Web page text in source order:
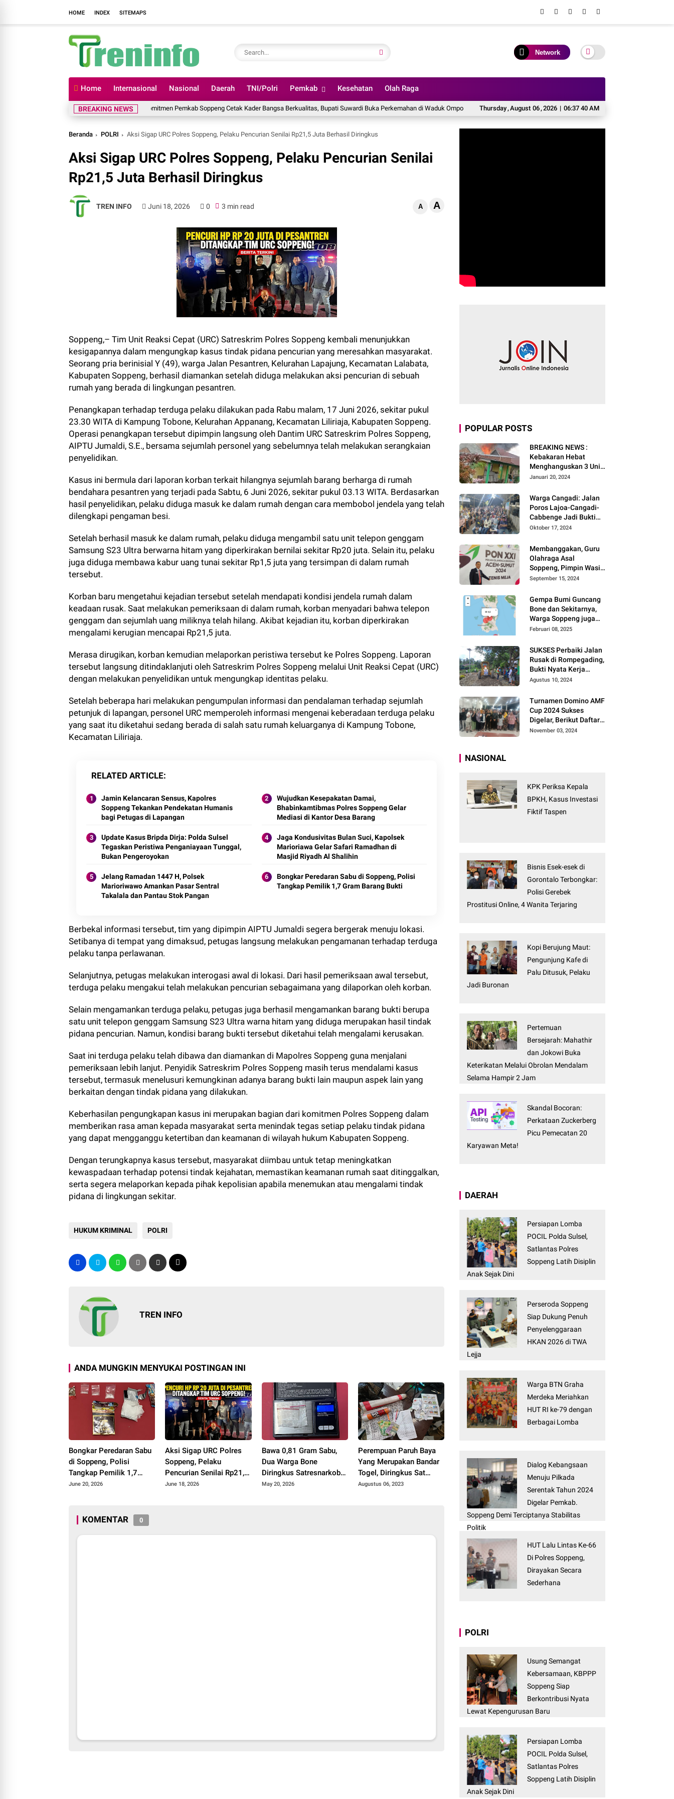
HOME INDEX SITEMAPS
Network
Home Internasional Nasional Daerah TNI/Polri Pemkab Kesehatan Olah Raga
Thursday,August 06,2026 | 06:37 41 AM
BREAKING NEWSKomitmen Pemkab Soppeng Cetak Kader Bangsa Berkualitas, Bupati Suwardi Buka Perkemahan di Waduk Ompo PPKO TIM Cara'de 2026 Gelar Pelatihan Manajemen Kewirausahaan di Desa
Beranda POLRI Aksi Sigap URC Polres Soppeng, Pelaku Pencurian Senilai Rp21,5 Juta Berhasil Diringkus
Aksi Sigap URC Polres Soppeng, Pelaku Pencurian Senilai
Rp21,5 Juta Berhasil Diringkus
TREN INFO Juni 18, 2026 0 3 min read A A
Soppeng,– Tim Unit Reaksi Cepat (URC) Satreskrim Polres Soppeng kembali menunjukkan
kesigapannya dalam mengungkap kasus tindak pidana pencurian yang meresahkan masyarakat.
Seorang pria berinisial Y (49), warga Jalan Pesantren, Kelurahan Lapajung, Kecamatan Lalabata,
Kabupaten Soppeng, berhasil diamankan setelah diduga melakukan aksi pencurian di sebuah
rumah yang berada di lingkungan pesantren.
Penangkapan terhadap terduga pelaku dilakukan pada Rabu malam, 17 Juni 2026, sekitar pukul
23.30 WITA di Kampung Tobone, Kelurahan Appanang, Kecamatan Liliriaja, Kabupaten Soppeng.
Operasi penangkapan tersebut dipimpin langsung oleh Dantim URC Satreskrim Polres Soppeng,
AIPTU Jumaldi, S.E., bersama sejumlah personel yang sebelumnya telah melakukan serangkaian
penyelidikan.
Kasus ini bermula dari laporan korban terkait hilangnya sejumlah barang berharga di rumah
bendahara pesantren yang terjadi pada Sabtu, 6 Juni 2026, sekitar pukul 03.13 WITA. Berdasarkan
hasil penyelidikan, pelaku diduga masuk ke dalam rumah dengan cara membobol jendela yang telah
dilengkapi pengaman besi.
Setelah berhasil masuk ke dalam rumah, pelaku diduga mengambil satu unit telepon genggam
Samsung S23 Ultra berwarna hitam yang diperkirakan bernilai sekitar Rp20 juta. Selain itu, pelaku
juga diduga membawa kabur uang tunai sekitar Rp1,5 juta yang tersimpan di dalam rumah
tersebut.
Korban baru mengetahui kejadian tersebut setelah mendapati kondisi jendela rumah dalam
keadaan rusak. Saat melakukan pemeriksaan di dalam rumah, korban menyadari bahwa telepon
genggam dan sejumlah uang miliknya telah hilang. Akibat kejadian itu, korban diperkirakan
mengalami kerugian mencapai Rp21,5 juta.
Merasa dirugikan, korban kemudian melaporkan peristiwa tersebut ke Polres Soppeng. Laporan
tersebut langsung ditindaklanjuti oleh Satreskrim Polres Soppeng melalui Unit Reaksi Cepat (URC)
dengan melakukan penyelidikan untuk mengungkap identitas pelaku.
Setelah beberapa hari melakukan pengumpulan informasi dan pendalaman terhadap sejumlah
petunjuk di lapangan, personel URC memperoleh informasi mengenai keberadaan terduga pelaku
yang saat itu diketahui sedang berada di salah satu rumah keluarganya di Kampung Tobone,
Kecamatan Liliriaja.
RELATED ARTICLE
Jamin Kelancaran Sensus, Kapolres
Soppeng Tekankan Pendekatan Humanis
bagi Petugas di Lapangan
Wujudkan Kesepakatan Damai,
Bhabinkamtibmas Polres Soppeng Gelar
Mediasi di Kantor Desa Barang
Update Kasus Bripda Dirja: Polda Sulsel
Tegaskan Peristiwa Penganiayaan Tunggal,
Bukan Pengeroyokan
Jaga Kondusivitas Bulan Suci, Kapolsek
Marioriawa Gelar Safari Ramadhan di
Masjid Riyadh Al Shalihin
Jelang Ramadan 1447 H, Polsek
Marioriwawo Amankan Pasar Sentral
Takalala dan Pantau Stok Pangan
Bongkar Peredaran Sabu di Soppeng, Polisi
Tangkap Pemilik 1,7 Gram Barang Bukti
Berbekal informasi tersebut, tim yang dipimpin AIPTU Jumaldi segera bergerak menuju lokasi.
Setibanya di tempat yang dimaksud, petugas langsung melakukan pengamanan terhadap terduga
pelaku tanpa perlawanan.
Selanjutnya, petugas melakukan interogasi awal di lokasi. Dari hasil pemeriksaan awal tersebut,
terduga pelaku mengakui telah melakukan pencurian sebagaimana yang dilaporkan oleh korban.
Selain mengamankan terduga pelaku, petugas juga berhasil mengamankan barang bukti berupa
satu unit telepon genggam Samsung S23 Ultra warna hitam yang diduga merupakan hasil tindak
pidana pencurian. Namun, kondisi barang bukti tersebut diketahui telah mengalami kerusakan.
Saat ini terduga pelaku telah dibawa dan diamankan di Mapolres Soppeng guna menjalani
pemeriksaan lebih lanjut. Penyidik Satreskrim Polres Soppeng masih terus mendalami kasus
tersebut, termasuk menelusuri kemungkinan adanya barang bukti lain maupun aspek lain yang
berkaitan dengan tindak pidana yang dilakukan.
Keberhasilan pengungkapan kasus ini merupakan bagian dari komitmen Polres Soppeng dalam
memberikan rasa aman kepada masyarakat serta menindak tegas setiap pelaku tindak pidana
yang dapat mengganggu ketertiban dan keamanan di wilayah hukum Kabupaten Soppeng.
Dengan terungkapnya kasus tersebut, masyarakat diimbau untuk tetap meningkatkan
kewaspadaan terhadap potensi tindak kejahatan, memastikan keamanan rumah saat ditinggalkan,
serta segera melaporkan kepada pihak kepolisian apabila menemukan atau mengalami tindak
pidana di lingkungan sekitar.
HUKUM KRIMINAL POLRI
TREN INFO
ANDA MUNGKIN MENYUKAI POSTINGAN INI
Bongkar Peredaran Sabu
di Soppeng, Polisi
Tangkap Pemilik 1,7
Gram Barang Bukti
June 20, 2026
Aksi Sigap URC Polres
Soppeng, Pelaku
Pencurian Senilai Rp21,5
Juta Berhasil Diringkus
June 18, 2026
Bawa 0,81 Gram Sabu,
Dua Warga Bone
Diringkus Satresnarkoba
Polres Soppeng
May 20, 2026
Perempuan Paruh Baya
Yang Merupakan Bandar
Togel, Diringkus Sat
Reskrim Polres Soppeng
Augustus 06, 2023
KOMENTAR 0
POPULAR POSTS
BREAKING NEWS :
Kebakaran Hebat
Menghanguskan 3 Unit
Rumah Di Jalan
Watansoppeng
Januari 20, 2024
Warga Cangadi: Jalan
Poros Lajoa-Cangadi-
Cabbenge Jadi Bukti
Kinerja SUKSES
Oktober 17, 2024
Membanggakan, Guru
Olahraga Asal
Soppeng, Pimpin Wasit
Tenis Meja PON XXI
September 15, 2024
Gempa Bumi Guncang
Bone dan Sekitarnya,
Warga Soppeng juga
Merasakan
Februari 08, 2025
SUKSES Perbaiki Jalan
Rusak di Rompegading,
Bukti Nyata Kerja
Tanpa Tunggu
Agustus 10, 2024
Turnamen Domino AMF
Cup 2024 Sukses
Digelar, Berikut Daftar
Pemenangnya
November 03, 2024
NASIONAL
KPK Periksa Kepala
BPKH, Kasus Investasi
Fiktif Taspen
Bisnis Esek-esek di
Gorontalo Terbongkar:
Polisi Gerebek
Prostitusi Online, 4 Wanita Terjaring
Kopi Berujung Maut:
Pengunjung Kafe di
Palu Ditusuk, Pelaku
Jadi Buronan
Pertemuan
Bersejarah: Mahathir
dan Jokowi Buka
Keterikatan Melalui Obrolan Mendalam
Selama Hampir 2 Jam
Skandal Bocoran:
Perkataan Zuckerberg
Picu Pemecatan 20
Karyawan Meta!
DAERAH
Persiapan Lomba
POCIL Polda Sulsel,
Satlantas Polres
Soppeng Latih Disiplin
Anak Sejak Dini
Perseroda Soppeng
Siap Dukung Penuh
Penyelenggaraan
HKAN 2026 di TWA
Lejja
Warga BTN Graha
Merdeka Meriahkan
HUT RI ke-79 dengan
Berbagai Lomba
Dialog Kebangsaan
Menuju Pilkada
Serentak Tahun 2024
Digelar Pemkab.
Soppeng Demi Terciptanya Stabilitas
Politik
HUT Lalu Lintas Ke-66
Di Polres Soppeng,
Dirayakan Secara
Sederhana
POLRI
Usung Semangat
Kebersamaan, KBPPP
Soppeng Siap
Berkontribusi Nyata
Lewat Kepengurusan Baru
Persiapan Lomba
POCIL Polda Sulsel,
Satlantas Polres
Soppeng Latih Disiplin
Anak Sejak Dini